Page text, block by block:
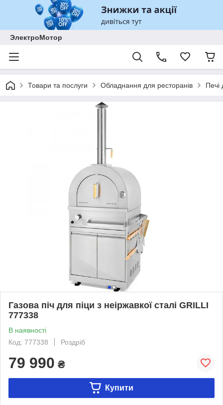
ЭлектроМотор
Товари та послуги Обладнання для ресторанів Печі
Газова піч для піци з неіржавкої сталі GRILLI
777338
В наявності
Код: 777338
Роздріб
79 990 ₴
Купити